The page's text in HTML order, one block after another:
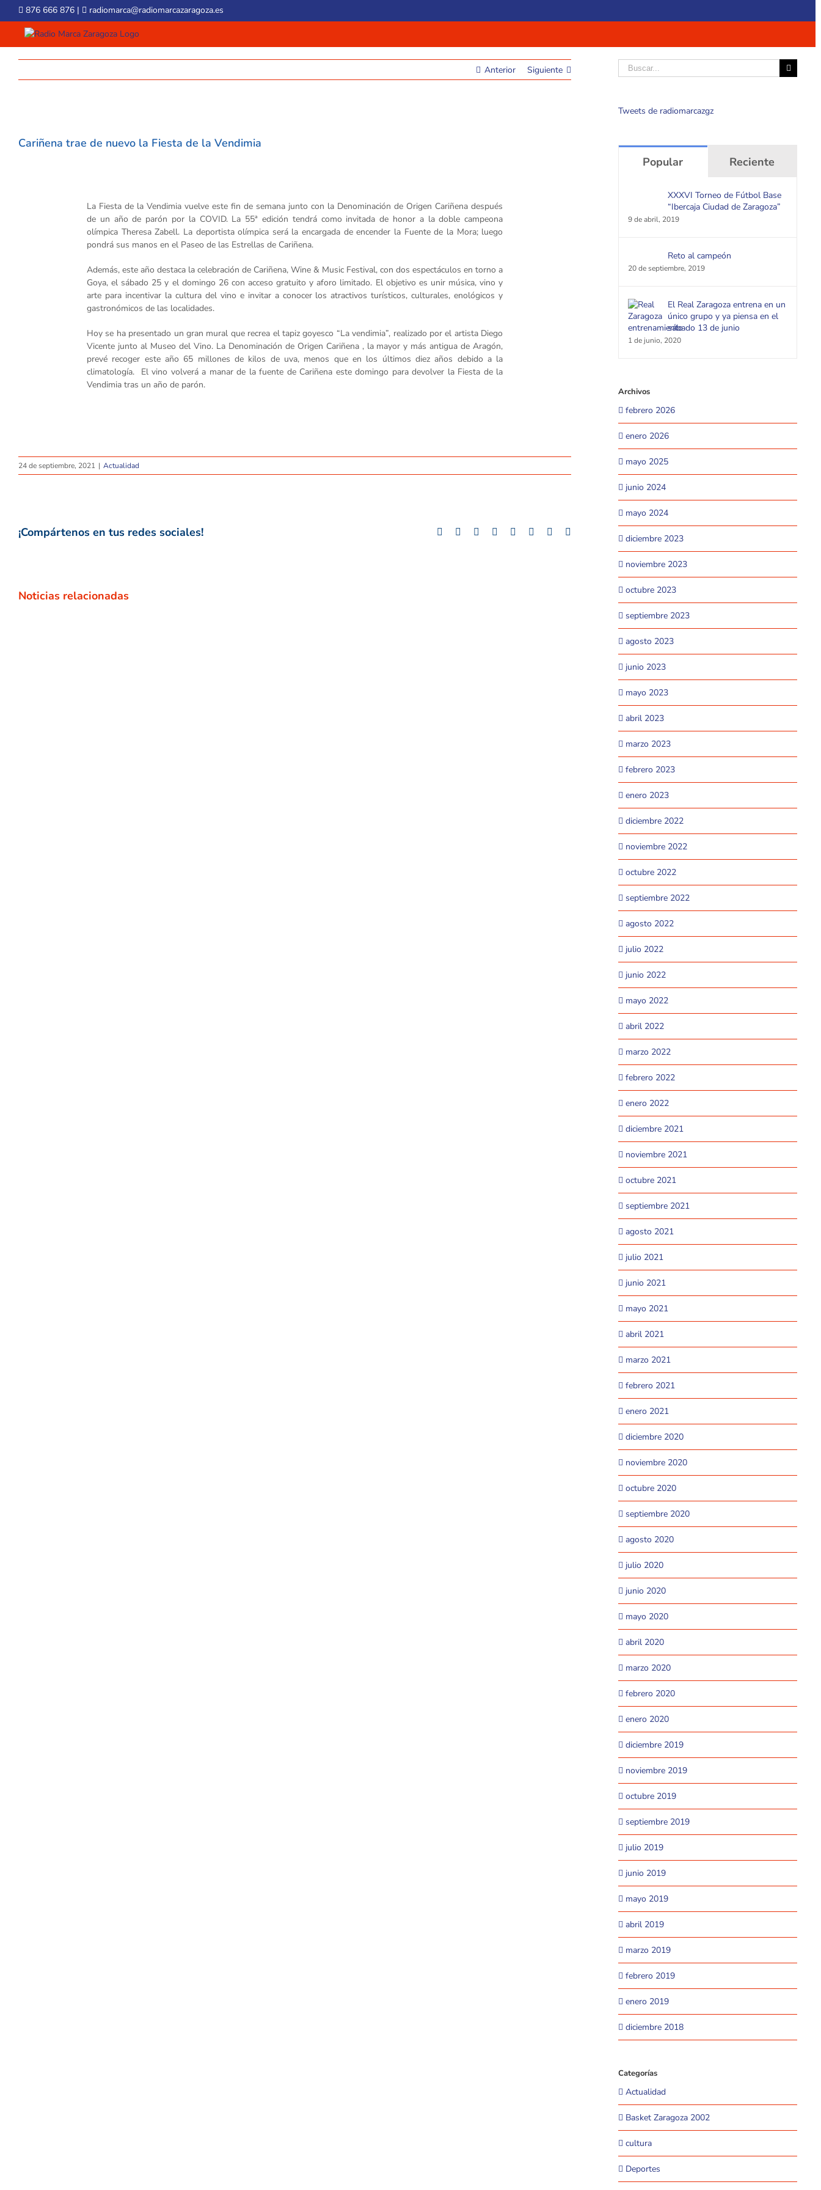
to
content
876 666 876 | radiomarca@radiomarcazaragoza.es
Anterior Siguiente
Image
Cariñena trae de nuevo la Fiesta de la Vendimia
La Fiesta de la Vendimia vuelve este fin de semana junto con la Denominación de Origen Cariñena después
de un año de parón por la COVID. La 55ª edición tendrá como invitada de honor a la doble campeona
olímpica Theresa Zabell. La deportista olímpica será la encargada de encender la Fuente de la Mora; luego
pondrá sus manos en el Paseo de las Estrellas de Cariñena.
Además, este año destaca la celebración de Cariñena, Wine & Music Festival, con dos espectáculos en torno a
Goya, el sábado 25 y el domingo 26 con acceso gratuito y aforo limitado. El objetivo es unir música, vino y
arte para incentivar la cultura del vino e invitar a conocer los atractivos turísticos, culturales, enológicos y
gastronómicos de las localidades.
Hoy se ha presentado un gran mural que recrea el tapiz goyesco “La vendimia”, realizado por el artista Diego
Vicente junto al Museo del Vino. La Denominación de Origen Cariñena , la mayor y más antigua de Aragón,
prevé recoger este año 65 millones de kilos de uva, menos que en los últimos diez años debido a la
climatología. El vino volverá a manar de la fuente de Cariñena este domingo para devolver la Fiesta de la
Vendimia tras un año de parón.
24 de septiembre, 2021 | Actualidad
¡Compártenos en tus redes sociales! Facebook
TwitterLinkedInWhatsappGoogle+
TumblrPinterest
Noticias relacionadas
Buscar
Tweets de radiomarcazgz
Popular Reciente
XXXVI Torneo de Fútbol Base
“Ibercaja Ciudad de Zaragoza”
9 de abril, 2019
Reto al campeón
20 de septiembre, 2019
El Real Zaragoza entrena en un
único grupo y ya piensa en el
sábado 13 de junio
1 de junio, 2020
Archivos
febrero 2026
enero 2026
mayo 2025
junio 2024
mayo 2024
diciembre 2023
noviembre 2023
octubre 2023
septiembre 2023
agosto 2023
junio 2023
mayo 2023
abril 2023
marzo 2023
febrero 2023
enero 2023
diciembre 2022
noviembre 2022
octubre 2022
septiembre 2022
agosto 2022
julio 2022
junio 2022
mayo 2022
abril 2022
marzo 2022
febrero 2022
enero 2022
diciembre 2021
noviembre 2021
octubre 2021
septiembre 2021
agosto 2021
julio 2021
junio 2021
mayo 2021
abril 2021
marzo 2021
febrero 2021
enero 2021
diciembre 2020
noviembre 2020
octubre 2020
septiembre 2020
agosto 2020
julio 2020
junio 2020
mayo 2020
abril 2020
marzo 2020
febrero 2020
enero 2020
diciembre 2019
noviembre 2019
octubre 2019
septiembre 2019
julio 2019
junio 2019
mayo 2019
abril 2019
marzo 2019
febrero 2019
enero 2019
diciembre 2018
Categorías
Actualidad
Basket Zaragoza 2002
cultura
Deportes